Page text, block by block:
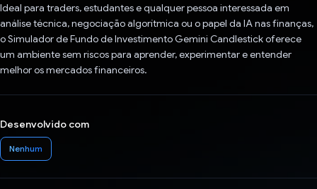
Ideal para traders, estudantes e qualquer pessoa interessada em
análise técnica, negociação algorítmica ou o papel da IA nas finanças,
o Simulador de Fundo de Investimento Gemini Candlestick oferece
um ambiente sem riscos para aprender, experimentar e entender
melhor os mercados financeiros.
Desenvolvido com
Nenhum